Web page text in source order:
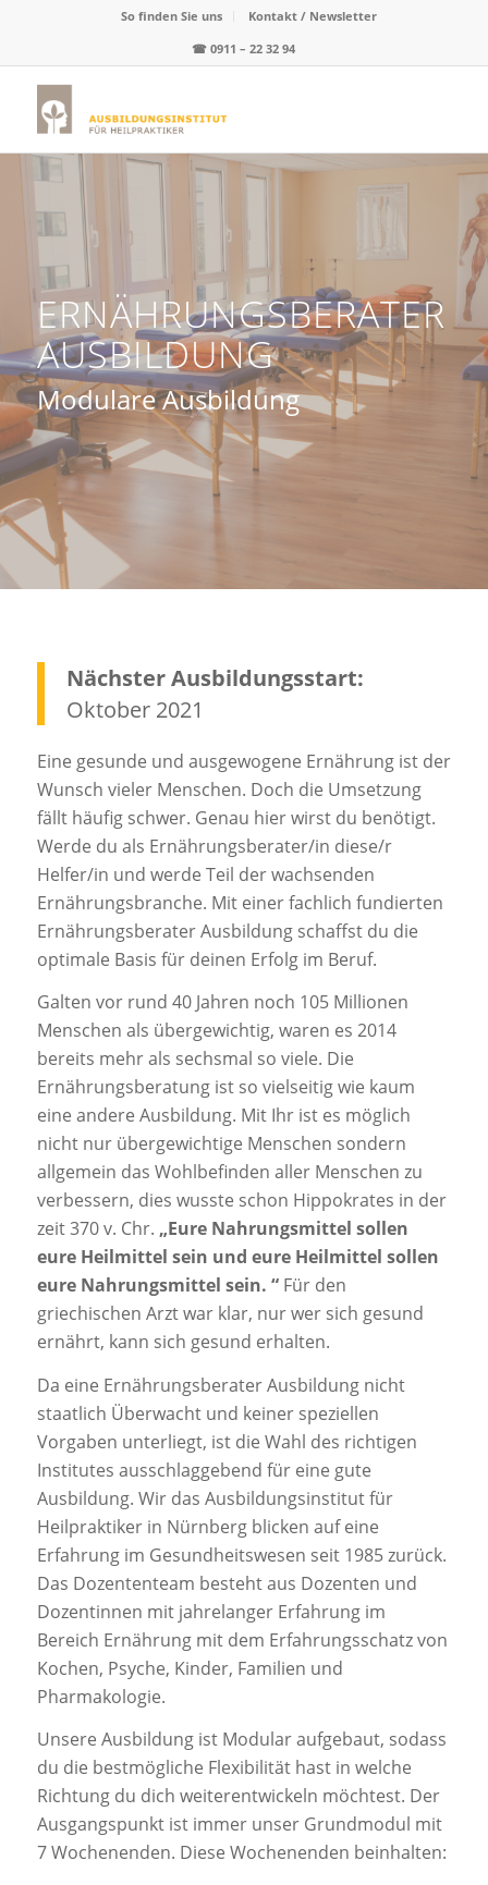
So finden Sie uns
Kontakt / Newsletter
☎0911 – 22 32 94
ERNÄHRUNGSBERATER
AUSBILDUNG
Modulare Ausbildung
Nächster Ausbildungsstart:
Oktober 2021
Eine gesunde und ausgewogene Ernährung ist der
Wunsch vieler Menschen. Doch die Umsetzung
fällt häufig schwer. Genau hier wirst du benötigt.
Werde du als Ernährungsberater/in diese/r
Helfer/in und werde Teil der wachsenden
Ernährungsbranche. Mit einer fachlich fundierten
Ernährungsberater Ausbildung schaffst du die
optimale Basis für deinen Erfolg im Beruf.
Galten vor rund 40 Jahren noch 105 Millionen
Menschen als übergewichtig, waren es 2014
bereits mehr als sechsmal so viele. Die
Ernährungsberatung ist so vielseitig wie kaum
eine andere Ausbildung. Mit Ihr ist es möglich
nicht nur übergewichtige Menschen sondern
allgemein das Wohlbefinden aller Menschen zu
verbessern, dies wusste schon Hippokrates in der
zeit 370 v. Chr. „Eure Nahrungsmittel sollen
eure Heilmittel sein und eure Heilmittel sollen
eure Nahrungsmittel sein. “Für den
griechischen Arzt war klar, nur wer sich gesund
ernährt, kann sich gesund erhalten.
Da eine Ernährungsberater Ausbildung nicht
staatlich Überwacht und keiner speziellen
Vorgaben unterliegt, ist die Wahl des richtigen
Institutes ausschlaggebend für eine gute
Ausbildung. Wir das Ausbildungsinstitut für
Heilpraktiker in Nürnberg blicken auf eine
Erfahrung im Gesundheitswesen seit 1985 zurück.
Das Dozententeam besteht aus Dozenten und
Dozentinnen mit jahrelanger Erfahrung im
Bereich Ernährung mit dem Erfahrungsschatz von
Kochen, Psyche, Kinder, Familien und
Pharmakologie.
Unsere Ausbildung ist Modular aufgebaut, sodass
du die bestmögliche Flexibilität hast in welche
Richtung du dich weiterentwickeln möchtest. Der
Ausgangspunkt ist immer unser Grundmodul mit
7 Wochenenden. Diese Wochenenden beinhalten: